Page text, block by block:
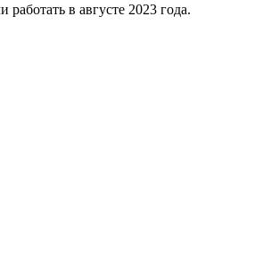
в августе 2023 года.